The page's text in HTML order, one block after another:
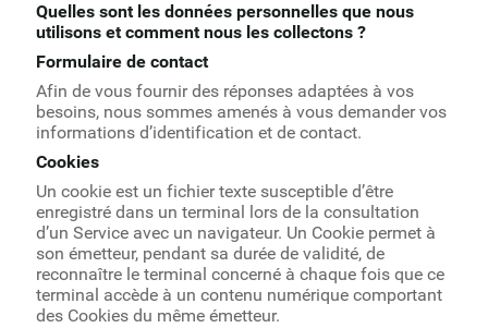
Quelles sont les données personnelles que nous
utilisons et comment nous les collectons ?
Formulaire de contact
Afin de vous fournir des réponses adaptées à vos
besoins, nous sommes amenés à vous demander vos
informations d’identification et de contact.
Cookies
Un cookie est un fichier texte susceptible d’être
enregistré dans un terminal lors de la consultation
d’un Service avec un navigateur. Un Cookie permet à
son émetteur, pendant sa durée de validité, de
reconnaître le terminal concerné à chaque fois que ce
terminal accède à un contenu numérique comportant
des Cookies du même émetteur.